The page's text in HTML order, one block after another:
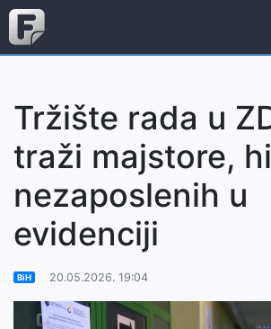
Tržište rada u
traži majstore,
nezaposlenih u
evidenciji
BiH 20.05.2026. 19:04